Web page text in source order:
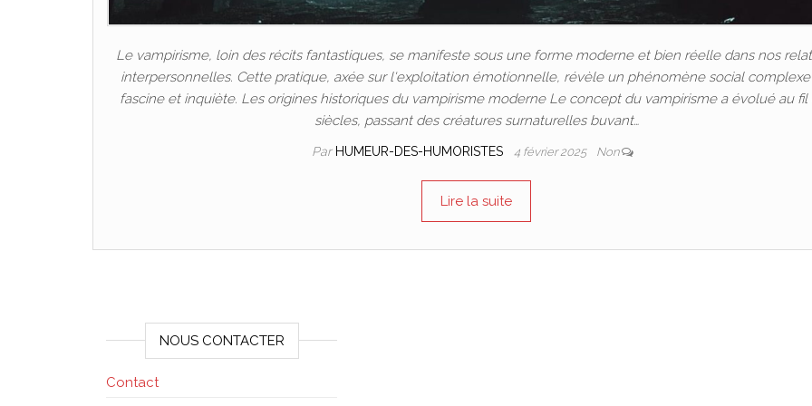
Le vampirisme, loin des récits fantastiques, se manifeste sous une forme moderne et bien réelle dans nos
interpersonnelles. Cette pratique, axée sur l'exploitation émotionnelle, révèle un phénomène social
fascine et inquiète. Les origines historiques du vampirisme moderne Le concept du vampirisme a évolué au fil
siècles, passant des créatures surnaturelles buvant…
Par HUMEUR-DES-HUMORISTES 4 février 2025 Non
Lire la suite
NOUS CONTACTER
Contact